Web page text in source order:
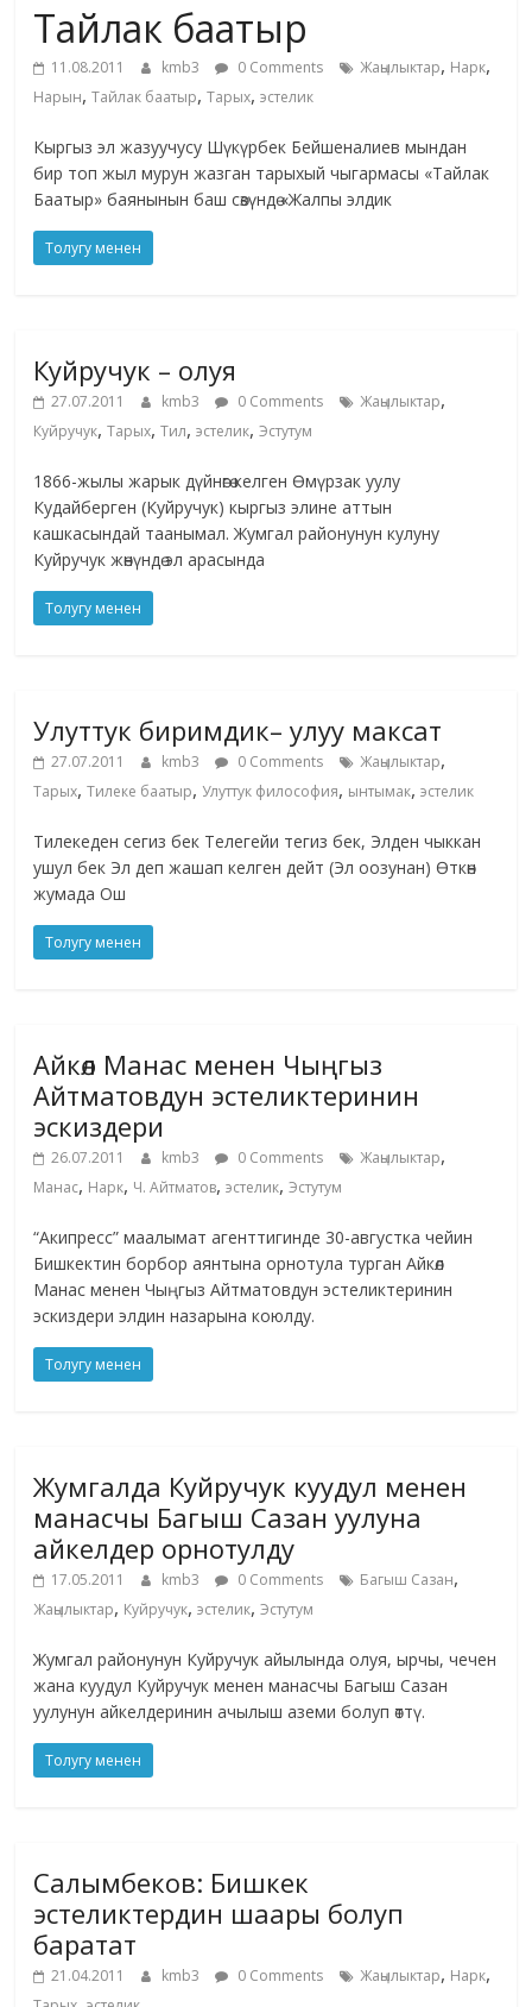
жана
Тайлак баатыр
11.08.2011 kmb3 0 Comments Жаңылыктар, Нарк,
Нарын,Тайлак баатыр,Тарых,эстелик
Кыргыз эл жазуучусу Шүкүрбек Бейшеналиев мындан
бир топ жыл мурун жазган тарыхый чыгармасы «Тайлак
Баатыр» баянынын баш сөзүндө «Жалпы элдик
Толугу менен
Куйручук – олуя
27.07.2011 kmb3 0 Comments Жаңылыктар,
Куйручук,Тарых,Тил,эстелик,Эстутум
1866-жылы жарык дүйнөгө келген Өмүрзак уулу
Кудайберген (Куйручук) кыргыз элине аттын
кашкасындай таанымал. Жумгал районунун кулуну
Куйручук жөнүндө эл арасында
Толугу менен
Улуттук биримдик– улуу максат
27.07.2011 kmb3 0 Comments Жаңылыктар,
Тарых,Тилеке баатыр, Улуттук философия, ынтымак,эстелик
Тилекеден сегиз бек Телегейи тегиз бек, Элден чыккан
ушул бек Эл деп жашап келген дейт (Эл оозунан) Өткөн
жумада Ош
Толугу менен
Айкөл Манас менен Чыңгыз
Айтматовдун эстеликтеринин
эскиздери
26.07.2011 kmb3 0 Comments Жаңылыктар,
Манас, Нарк, Ч. Айтматов,эстелик,Эстутум
“Акипресс” маалымат агенттигинде 30-августка чейин
Бишкектин борбор аянтына орнотула турган Айкөл
Манас менен Чыңгыз Айтматовдун эстеликтеринин
эскиздери элдин назарына коюлду.
Толугу менен
Жумгалда Куйручук куудул менен
манасчы Багыш Сазан уулуна
айкелдер орнотулду
17.05.2011 kmb3 0 Comments Багыш Сазан,
Жаңылыктар, Куйручук,эстелик,Эстутум
Жумгал районунун Куйручук айылында олуя, ырчы, чечен
жана куудул Куйручук менен манасчы Багыш Сазан
уулунун айкелдеринин ачылыш аземи болуп өттү.
Толугу менен
Салымбеков: Бишкек
эстеликтердин шаары болуп
баратат
21.04.2011 kmb3 0 Comments Жаңылыктар, Нарк,